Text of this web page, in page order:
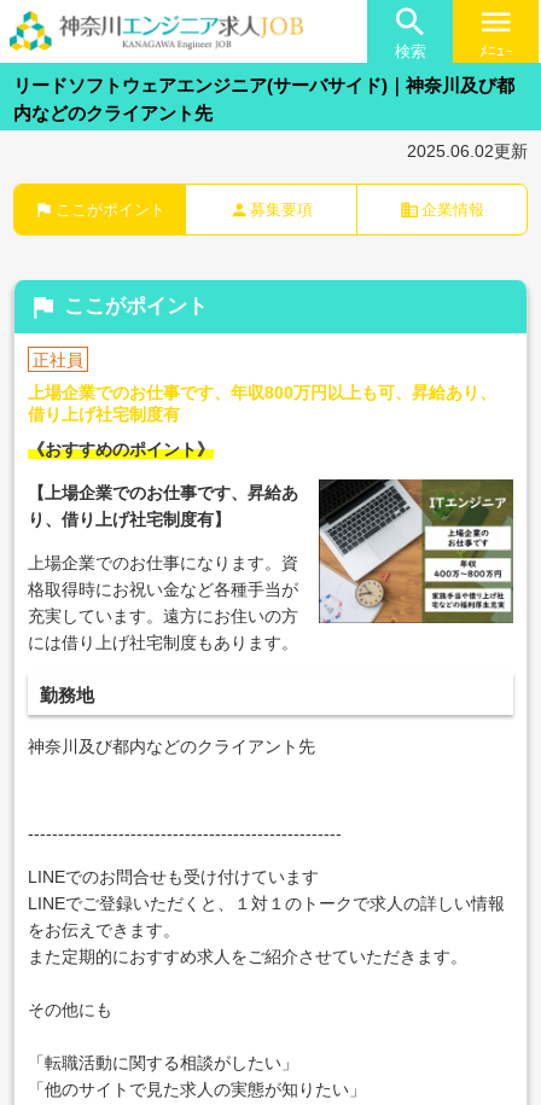

検索
menu
ﾒﾆｭｰ
リードソフトウェアエンジニア(サーバサイド)｜神奈川及び都
内などのクライアント先
2025.06.02更新
flag ここがポイント person 募集要項 business 企業情報
flag ここがポイント
正社員
上場企業でのお仕事です、年収800万円以上も可、昇給あり、
借り上げ社宅制度有
《おすすめのポイント》
【上場企業でのお仕事です、昇給あ
り、借り上げ社宅制度有】
上場企業でのお仕事になります。資
格取得時にお祝い金など各種手当が
充実しています。遠方にお住いの方
には借り上げ社宅制度もあります。
勤務地
神奈川及び都内などのクライアント先
----------------------------------------------------
LINEでのお問合せも受け付けています
LINEでご登録いただくと、１対１のトークで求人の詳しい情報
をお伝えできます。
また定期的におすすめ求人をご紹介させていただきます。
その他にも
「転職活動に関する相談がしたい」
「他のサイトで見た求人の実態が知りたい」